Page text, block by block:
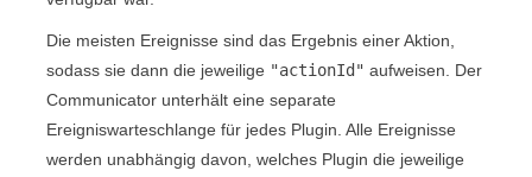
Die meisten Ereignisse sind das Ergebnis einer Aktion,
sodass sie dann die jeweilige "actionId " aufweisen. Der
Communicator unterhält eine separate
Ereigniswarteschlange für jedes Plugin. Alle Ereignisse
werden unabhängig davon, welches Plugin die jeweilige